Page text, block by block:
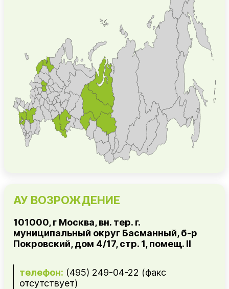
АУ ВОЗРОЖДЕНИЕ
101000, г Москва, вн. тер. г.
муниципальный округ Басманный, б-р
Покровский, дом 4/17, стр. 1, помещ. II
телефон: (495) 249-04-22 (факс
отсутствует)